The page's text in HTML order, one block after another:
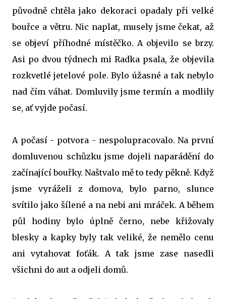
původně chtěla jako dekoraci opadaly při velké
bouřce a větru. Nic naplat, musely jsme čekat, až
se objeví příhodné místěčko. A objevilo se brzy.
Asi po dvou týdnech mi Radka psala, že objevila
rozkvetlé jetelové pole. Bylo úžasné a tak nebylo
nad čím váhat. Domluvily jsme termín a modlily
se, ať vyjde počasí.
A počasí - potvora - nespolupracovalo. Na první
domluvenou schůzku jsme dojeli naparádění do
začínající bouřky. Naštvalo mě to tedy pěkně. Když
jsme vyráželi z domova, bylo parno, slunce
svítilo jako šílené a na nebi ani mráček. A během
půl hodiny bylo úplně černo, nebe křižovaly
blesky a kapky byly tak veliké, že nemělo cenu
ani vytahovat foťák. A tak jsme zase nasedli
všichni do aut a odjeli domů.